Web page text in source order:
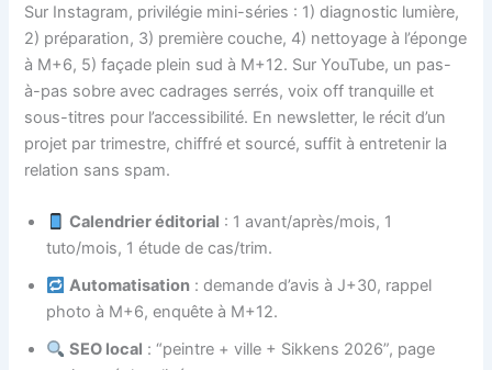
Sur Instagram, privilégie mini-séries : 1) diagnostic lumière,
2) préparation, 3) première couche, 4) nettoyage à l’éponge
à M+6, 5) façade plein sud à M+12. Sur YouTube, un pas-
à-pas sobre avec cadrages serrés, voix off tranquille et
sous-titres pour l’accessibilité. En newsletter, le récit d’un
projet par trimestre, chiffré et sourcé, suffit à entretenir la
relation sans spam.
Calendrier éditorial : 1 avant/après/mois, 1
tuto/mois, 1 étude de cas/trim.
Automatisation : demande d’avis à J+30, rappel
photo à M+6, enquête à M+12.
SEO local : “peintre + ville + Sikkens 2026”, page